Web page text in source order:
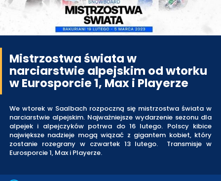
Mistrzostwa świata w
narciarstwie alpejskim od wtorku
w Eurosporcie 1, Max i Playerze
We wtorek w Saalbach rozpoczną się mistrzostwa świata w
narciarstwie alpejskim. Najważniejsze wydarzenie sezonu dla
alpejek i alpejczyków potrwa do 16 lutego. Polscy kibice
największe nadzieje mogą wiązać z gigantem kobiet, który
zostanie rozegrany w czwartek 13 lutego. Transmisje w
Eurosporcie 1, Max i Playerze.